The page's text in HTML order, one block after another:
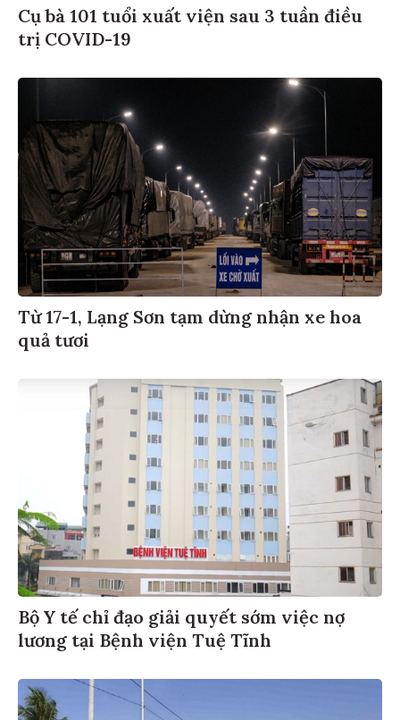
Cụ bà 101 tuổi xuất viện sau 3 tuần điều
trị COVID-19
Từ 17-1, Lạng Sơn tạm dừng nhận xe hoa
quả tươi
Bộ Y tế chỉ đạo giải quyết sớm việc nợ
lương tại Bệnh viện Tuệ Tĩnh